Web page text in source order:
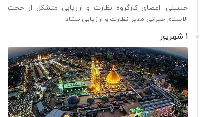
حسینی، اعضای کارگروه نظارت و ارزیابی متشکل از حجت
الاسلام حیرانی مدیر نظارت و ارزیابی ستاد
1 شهریور